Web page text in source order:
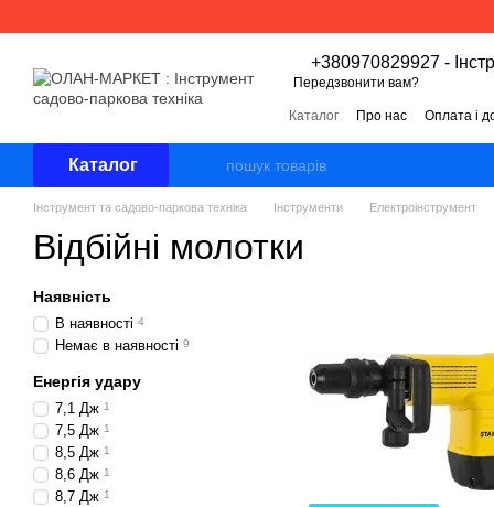
+380970829927 -
Передзвонити вам?
Каталог Про нас Оплата і
Каталог
Інструмент та садово-паркова техніка Інструменти Електроінструмент
Відбійні молотки
Наявність
В наявності 4
Немає в наявності 9
Енергія удару
7,1 Дж 1
7,5 Дж 1
8,5 Дж 1
8,6 Дж 1
8,7 Дж 1